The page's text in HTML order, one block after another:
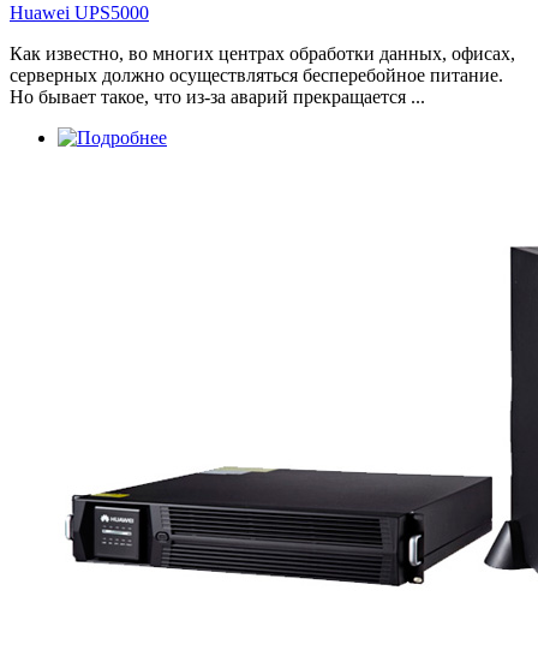
Huawei UPS5000
Как известно, во многих центрах обработки данных, офисах,
серверных должно осуществляться бесперебойное питание.
Но бывает такое, что из-за аварий прекращается ...